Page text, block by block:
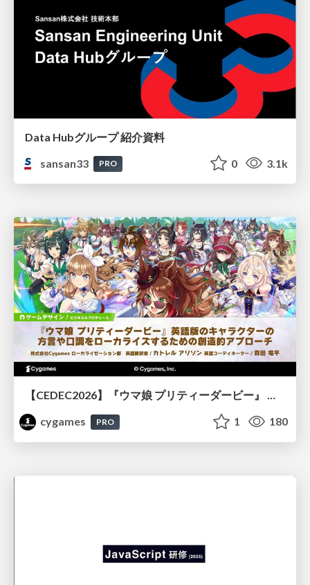
Data Hubグループ 紹介資料
sansan33
PRO 0 3.1k
【CEDEC2026】『ウマ娘 プリティーダービー』 英語版のキャラクターの方言や口調をローカライズするための創造的アプローチ
cygames
PRO 1 180